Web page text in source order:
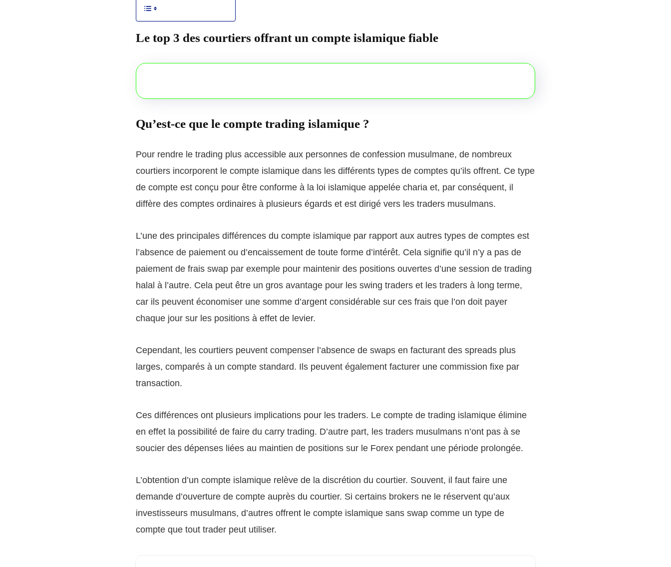
Le top 3 des courtiers offrant un compte islamique fiable
Qu’est-ce que le compte trading islamique ?
Pour rendre le trading plus accessible aux personnes de confession musulmane, de nombreux
courtiers incorporent le compte islamique dans les différents types de comptes qu’ils offrent. Ce type
de compte est conçu pour être conforme à la loi islamique appelée charia et, par conséquent, il
diffère des comptes ordinaires à plusieurs égards et est dirigé vers les traders musulmans.
L’une des principales différences du compte islamique par rapport aux autres types de comptes est
l’absence de paiement ou d’encaissement de toute forme d’intérêt. Cela signifie qu’il n’y a pas de
paiement de frais swap par exemple pour maintenir des positions ouvertes d’une session de trading
halal à l’autre. Cela peut être un gros avantage pour les swing traders et les traders à long terme,
car ils peuvent économiser une somme d’argent considérable sur ces frais que l’on doit payer
chaque jour sur les positions à effet de levier.
Cependant, les courtiers peuvent compenser l’absence de swaps en facturant des spreads plus
larges, comparés à un compte standard. Ils peuvent également facturer une commission fixe par
transaction.
Ces différences ont plusieurs implications pour les traders. Le compte de trading islamique élimine
en effet la possibilité de faire du carry trading. D’autre part, les traders musulmans n’ont pas à se
soucier des dépenses liées au maintien de positions sur le Forex pendant une période prolongée.
L’obtention d’un compte islamique relève de la discrétion du courtier. Souvent, il faut faire une
demande d’ouverture de compte auprès du courtier. Si certains brokers ne le réservent qu’aux
investisseurs musulmans, d’autres offrent le compte islamique sans swap comme un type de
compte que tout trader peut utiliser.